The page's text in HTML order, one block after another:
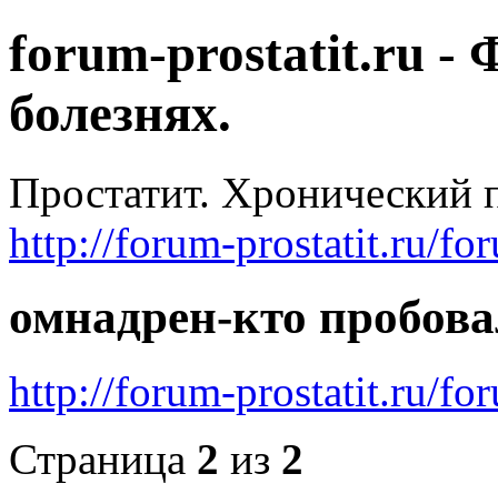
forum-prostatit.ru -
болезнях.
Простатит. Хронический
http://forum-prostatit.ru/
омнадрен-кто
http://forum-prostatit.ru/
Страница 2 из 2